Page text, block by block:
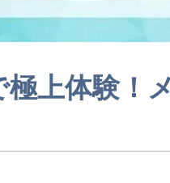
上体験！